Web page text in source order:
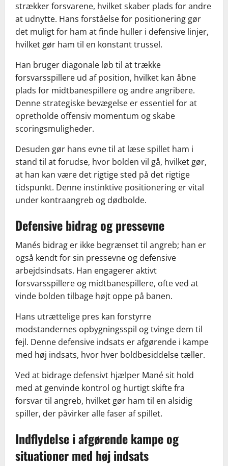
strækker forsvarene, hvilket skaber plads for andre
at udnytte. Hans forståelse for positionering gør
det muligt for ham at finde huller i defensive linjer,
hvilket gør ham til en konstant trussel.
Han bruger diagonale løb til at trække
forsvarsspillere ud af position, hvilket kan åbne
plads for midtbanespillere og andre angribere.
Denne strategiske bevægelse er essentiel for at
opretholde offensiv momentum og skabe
scoringsmuligheder.
Desuden gør hans evne til at læse spillet ham i
stand til at forudse, hvor bolden vil gå, hvilket gør,
at han kan være det rigtige sted på det rigtige
tidspunkt. Denne instinktive positionering er vital
under kontraangreb og dødbolde.
Defensive bidrag og pressevne
Manés bidrag er ikke begrænset til angreb; han er
også kendt for sin pressevne og defensive
arbejdsindsats. Han engagerer aktivt
forsvarsspillere og midtbanespillere, ofte ved at
vinde bolden tilbage højt oppe på banen.
Hans utrættelige pres kan forstyrre
modstandernes opbygningsspil og tvinge dem til
fejl. Denne defensive indsats er afgørende i kampe
med høj indsats, hvor hver boldbesiddelse tæller.
Ved at bidrage defensivt hjælper Mané sit hold
med at genvinde kontrol og hurtigt skifte fra
forsvar til angreb, hvilket gør ham til en alsidig
spiller, der påvirker alle faser af spillet.
Indflydelse i afgørende kampe og
situationer med høj indsats